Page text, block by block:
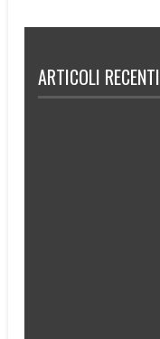
ARTICOLI RECENTI